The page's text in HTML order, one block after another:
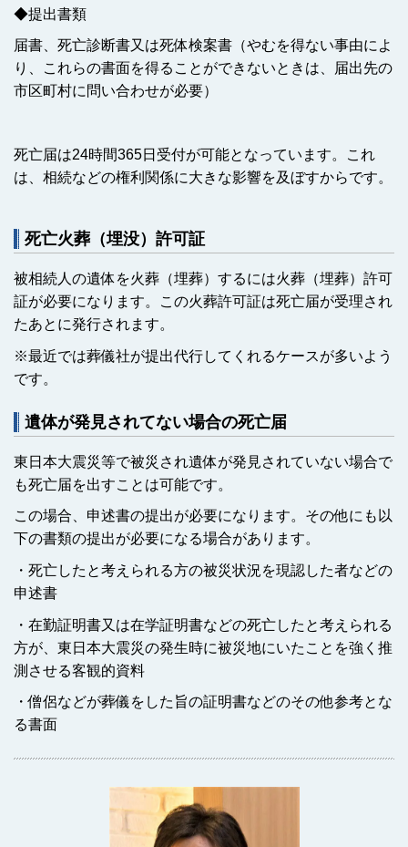
◆提出書類
届書、死亡診断書又は死体検案書（やむを得ない事由によ
り、これらの書面を得ることができないときは、届出先の
市区町村に問い合わせが必要）
死亡届は24時間365日受付が可能となっています。これ
は、相続などの権利関係に大きな影響を及ぼすからです。
死亡火葬（埋没）許可証
被相続人の遺体を火葬（埋葬）するには火葬（埋葬）許可
証が必要になります。この火葬許可証は死亡届が受理され
たあとに発行されます。
※最近では葬儀社が提出代行してくれるケースが多いよう
です。
遺体が発見されてない場合の死亡届
東日本大震災等で被災され遺体が発見されていない場合で
も死亡届を出すことは可能です。
この場合、申述書の提出が必要になります。その他にも以
下の書類の提出が必要になる場合があります。
・死亡したと考えられる方の被災状況を現認した者などの
申述書
・在勤証明書又は在学証明書などの死亡したと考えられる
方が、東日本大震災の発生時に被災地にいたことを強く推
測させる客観的資料
・僧侶などが葬儀をした旨の証明書などのその他参考とな
る書面